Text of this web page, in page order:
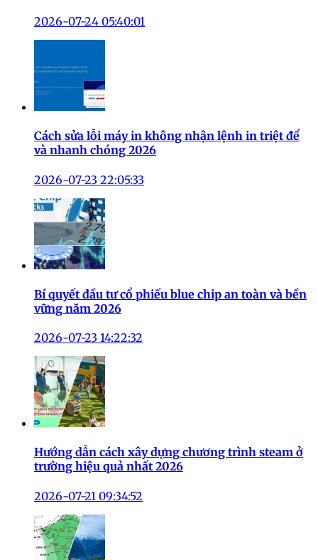
2026-07-24 05:40:01
Cách sửa lỗi máy in không nhận lệnh in triệt để
và nhanh chóng 2026
2026-07-23 22:05:33
Bí quyết đầu tư cổ phiếu blue chip an toàn và bền
vững năm 2026
2026-07-23 14:22:32
Hướng dẫn cách xây dựng chương trình steam ở
trường hiệu quả nhất 2026
2026-07-21 09:34:52